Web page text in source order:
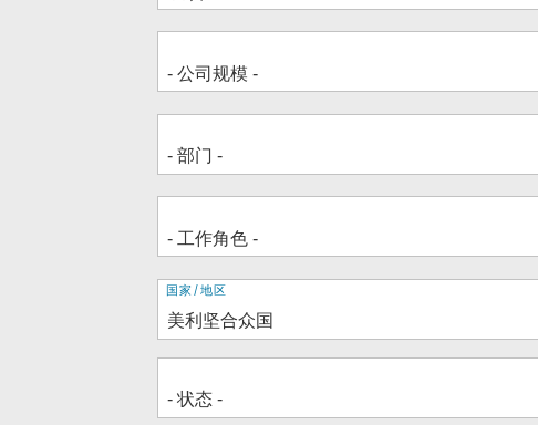
地
址
国家/地区